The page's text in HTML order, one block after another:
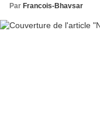
Par Francois-Bhavsar